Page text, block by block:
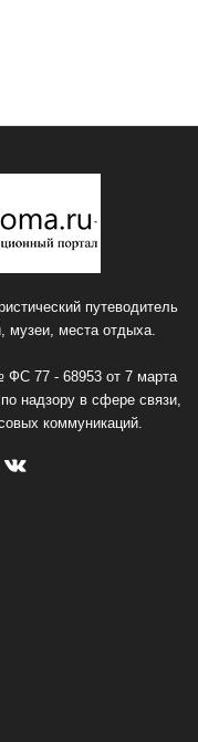
путеводитель
музеи, места отдыха.
77 - 68953 от 7 марта
надзору в сфере связи,
коммуникаций.